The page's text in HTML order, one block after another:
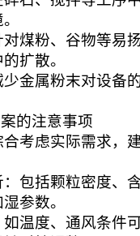
煤粉、谷物等易
扩散。
金属粉末对设备
的注意事项
考虑实际需求，
包括颗粒密度、
参数。
温度、通风条件